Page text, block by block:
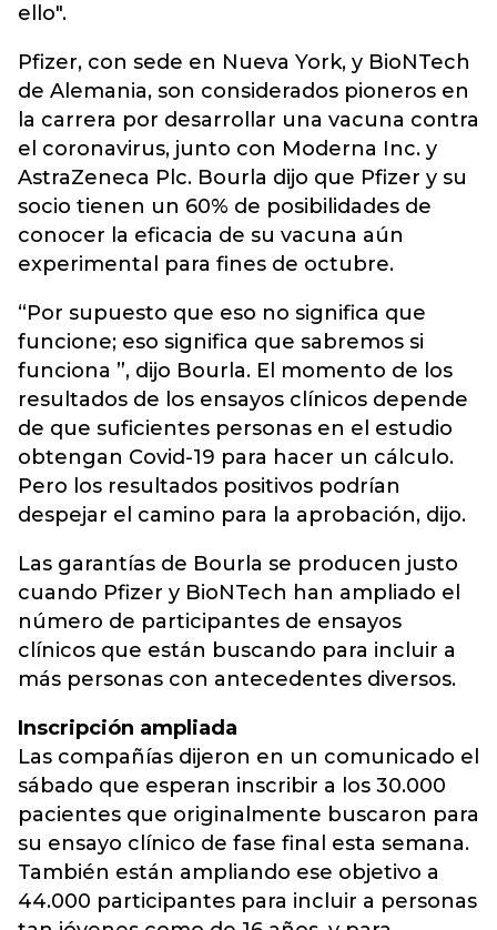
ello".
Pfizer, con sede en Nueva York, y BioNTech
de Alemania, son considerados pioneros en
la carrera por desarrollar una vacuna contra
el coronavirus, junto con Moderna Inc. y
AstraZeneca Plc. Bourla dijo que Pfizer y su
socio tienen un 60% de posibilidades de
conocer la eficacia de su vacuna aún
experimental para fines de octubre.
“Por supuesto que eso no significa que
funcione; eso significa que sabremos si
funciona ”, dijo Bourla. El momento de los
resultados de los ensayos clínicos depende
de que suficientes personas en el estudio
obtengan Covid-19 para hacer un cálculo.
Pero los resultados positivos podrían
despejar el camino para la aprobación, dijo.
Las garantías de Bourla se producen justo
cuando Pfizer y BioNTech han ampliado el
número de participantes de ensayos
clínicos que están buscando para incluir a
más personas con antecedentes diversos.
Inscripción ampliada
Las compañías dijeron en un comunicado el
sábado que esperan inscribir a los 30.000
pacientes que originalmente buscaron para
su ensayo clínico de fase final esta semana.
También están ampliando ese objetivo a
44.000 participantes para incluir a personas